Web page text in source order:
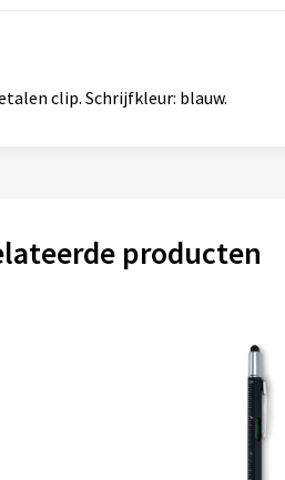
clip. Schrijfkleur: blauw.
producten